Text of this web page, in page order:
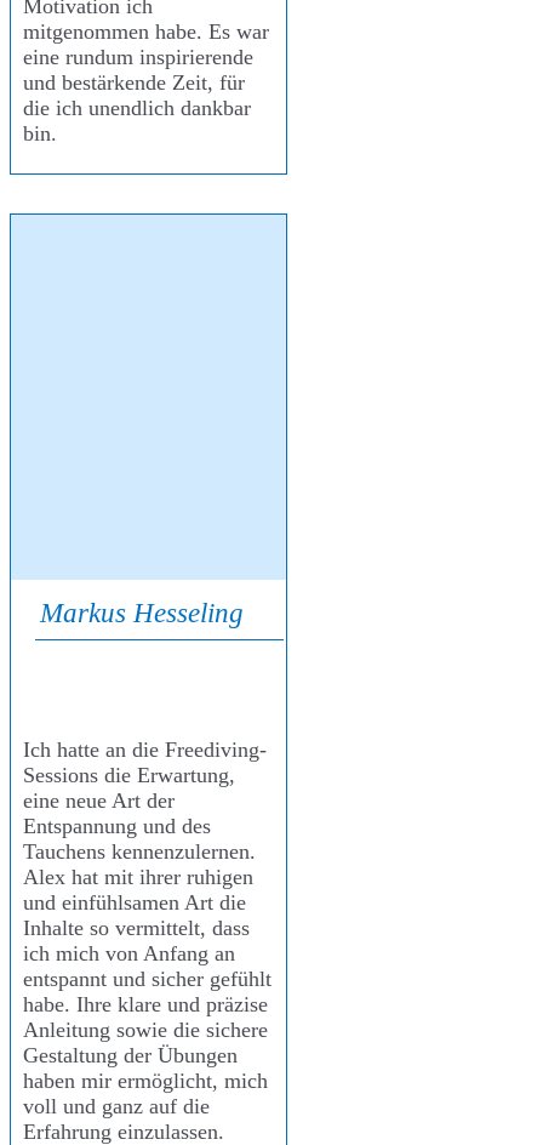
Motivation ich
mitgenommen habe. Es war
eine rundum inspirierende
und bestärkende Zeit, für
die ich unendlich dankbar
bin.
Markus Hesseling
Ich hatte an die Freediving-
Sessions die Erwartung,
eine neue Art der
Entspannung und des
Tauchens kennenzulernen.
Alex hat mit ihrer ruhigen
und einfühlsamen Art die
Inhalte so vermittelt, dass
ich mich von Anfang an
entspannt und sicher gefühlt
habe. Ihre klare und präzise
Anleitung sowie die sichere
Gestaltung der Übungen
haben mir ermöglicht, mich
voll und ganz auf die
Erfahrung einzulassen.